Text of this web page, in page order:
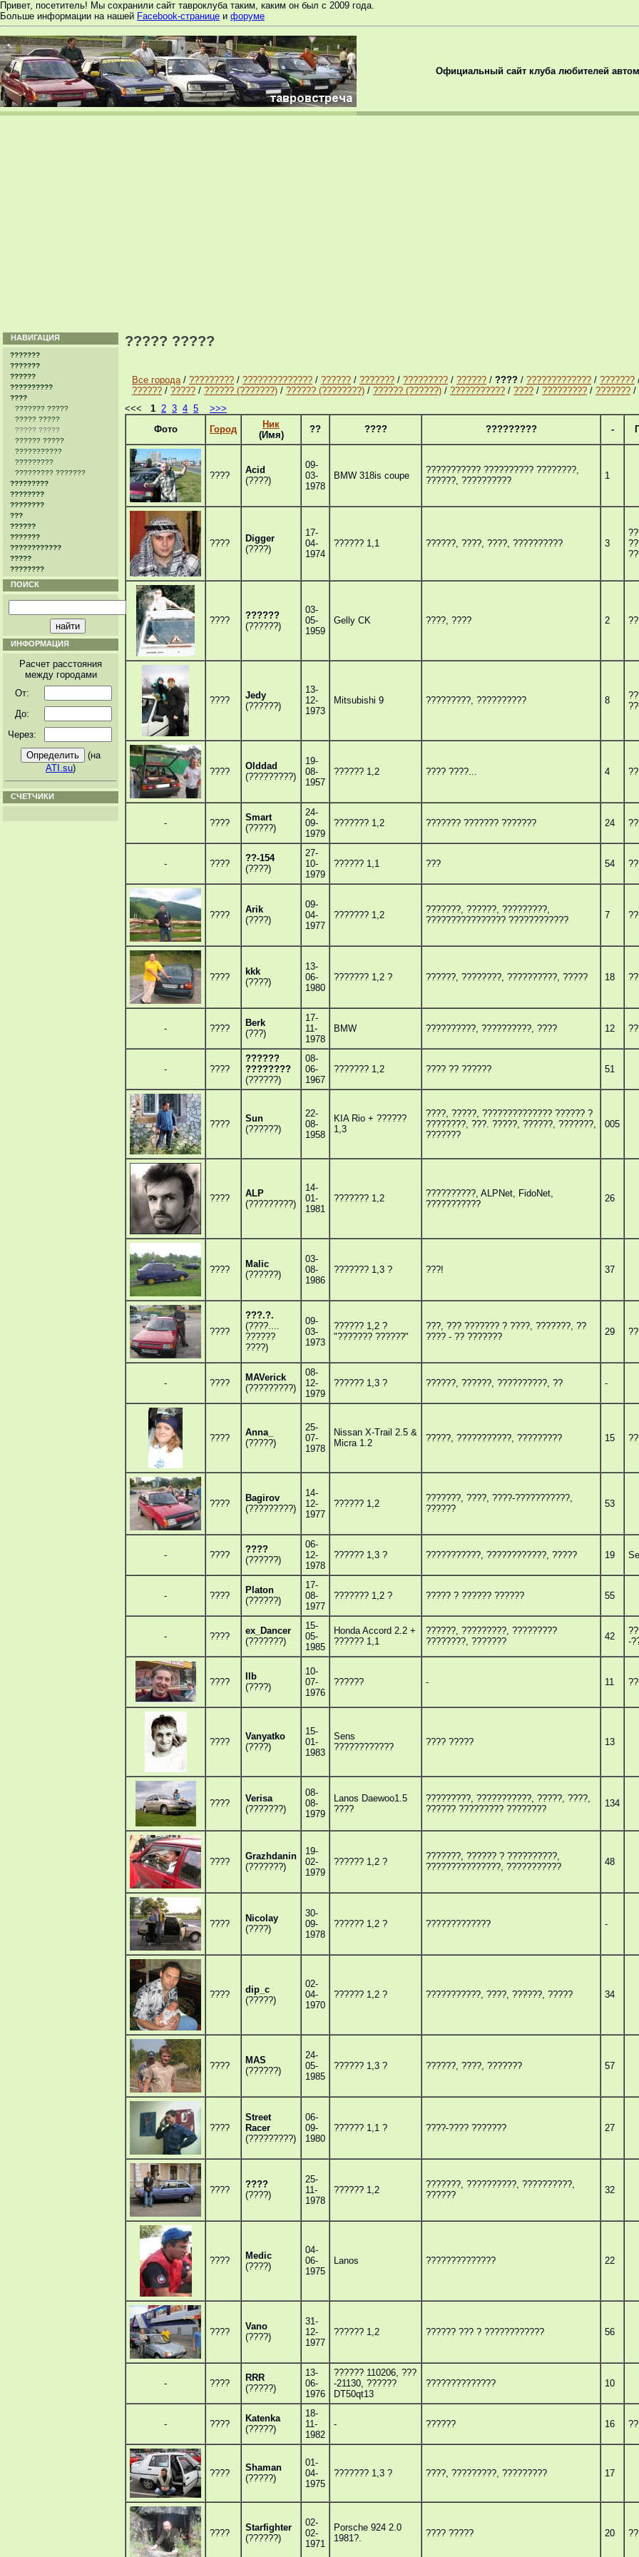
Привет, посетитель! Мы сохранили сайт тавроклуба таким, каким он был с 2009 года.
Больше информации на нашей Facebook-странице и форуме
Официальный сайт клуба любителей
НАВИГАЦИЯ
???????
???????
??????
??????????
????
??????? ?????
????? ?????
????? ?????
?????? ?????
???????????
?????????
????????? ???????
?????????
????????
????????
???
??????
???????
????????????
?????
????????
ПОИСК
ИНФОРМАЦИЯ
Расчет расстояния
между городами
От:
До:
Через:
(на
ATI.su)
СЧЕТЧИКИ
????? ?????
Все города/ ????????? / ?????????????? / ?????? / ??????? / ????????? / ?????? / ???? / ????????????? / ???????
?????? / ????? / ?????? (???????) / ?????? (????????) / ?????? (??????) / ??????????? / ???? / ????????? / ??????? /
<<< 1 2 3 4 5
>>>
Фото
Город
Ник
(Имя)
?? ???? ????????? -
????
Acid
(????)
09-
03-
1978
BMW 318is coupe
??????????? ?????????? ????????,
??????, ??????????
1
????
Digger
(????)
17-
04-
1974
?????? 1,1 ??????, ????, ????, ?????????? 3
????
??????
(??????)
03-
05-
1959
Gelly CK ????, ???? 2
????
Jedy
(??????)
13-
12-
1973
Mitsubishi 9 ?????????, ?????????? 8
????
Olddad
(?????????)
19-
08-
1957
?????? 1,2 ???? ????... 4
- ????
Smart
(?????)
24-
09-
1979
??????? 1,2 ??????? ??????? ??????? 24
- ????
??-154
(????)
27-
10-
1979
?????? 1,1 ??? 54
????
Arik
(????)
09-
04-
1977
??????? 1,2
???????, ??????, ?????????,
???????????????? ????????????
7
????
kkk
(????)
13-
06-
1980
??????? 1,2 ? ??????, ????????, ??????????, ????? 18
- ????
Berk
(???)
17-
11-
1978
BMW ??????????, ??????????, ???? 12
- ????
??????
????????
(??????)
08-
06-
1967
??????? 1,2 ???? ?? ?????? 51
????
Sun
(??????)
22-
08-
1958
KIA Rio + ??????
1,3
????, ?????, ?????????????? ?????? ?
????????, ???. ?????, ??????, ???????,
???????
005
????
ALP
(?????????)
14-
01-
1981
??????? 1,2
??????????, ALPNet, FidoNet,
???????????
26
????
Malic
(??????)
03-
08-
1986
??????? 1,3 ? ???! 37
????
???.?.
(????....
??????
????)
09-
03-
1973
?????? 1,2 ?
"??????? ??????"
???, ??? ??????? ? ????, ???????, ??
???? - ?? ???????
29
- ????
MAVerick
(?????????)
08-
12-
1979
?????? 1,3 ? ??????, ??????, ??????????, ?? -
????
Anna_
(?????)
25-
07-
1978
Nissan X-Trail 2.5 &
Micra 1.2
?????, ???????????, ????????? 15
????
Bagirov
(?????????)
14-
12-
1977
?????? 1,2
???????, ????, ????-???????????,
??????
53
- ????
????
(??????)
06-
12-
1978
?????? 1,3 ? ???????????, ????????????, ????? 19
- ????
Platon
(??????)
17-
08-
1977
??????? 1,2 ? ????? ? ?????? ?????? 55
- ????
ex_Dancer
(???????)
15-
05-
1985
Honda Accord 2.2 +
?????? 1,1
??????, ?????????, ?????????
????????, ???????
42
-
????
Ilb
(????)
10-
07-
1976
?????? - 11
????
Vanyatko
(????)
15-
01-
1983
Sens
????????????
???? ????? 13
????
Verisa
(???????)
08-
08-
1979
Lanos Daewoo1.5
????
?????????, ???????????, ?????, ????,
?????? ????????? ????????
134
????
Grazhdanin
(???????)
19-
02-
1979
?????? 1,2 ?
???????, ?????? ? ??????????,
???????????????, ???????????
48
????
Nicolay
(????)
30-
09-
1978
?????? 1,2 ? ????????????? -
????
dip_c
(?????)
02-
04-
1970
?????? 1,2 ? ???????????, ????, ??????, ????? 34
????
MAS
(??????)
24-
05-
1985
?????? 1,3 ? ??????, ????, ??????? 57
????
Street
Racer
(?????????)
06-
09-
1980
?????? 1,1 ? ????-???? ??????? 27
????
????
(????)
25-
11-
1978
?????? 1,2
???????, ??????????, ??????????,
??????
32
????
Medic
(????)
04-
06-
1975
Lanos ?????????????? 22
????
Vano
(????)
31-
12-
1977
?????? 1,2 ?????? ??? ? ???????????? 56
- ????
RRR
(?????)
13-
06-
1976
?????? 110206, ???
-21130, ??????
DT50qt13
?????????????? 10
- ????
Katenka
(?????)
18-
11-
1982
- ?????? 16
????
Shaman
(?????)
01-
04-
1975
??????? 1,3 ? ????, ?????????, ????????? 17
????
Starfighter
(??????)
02-
02-
1971
Porsche 924 2.0
1981?.
???? ????? 20